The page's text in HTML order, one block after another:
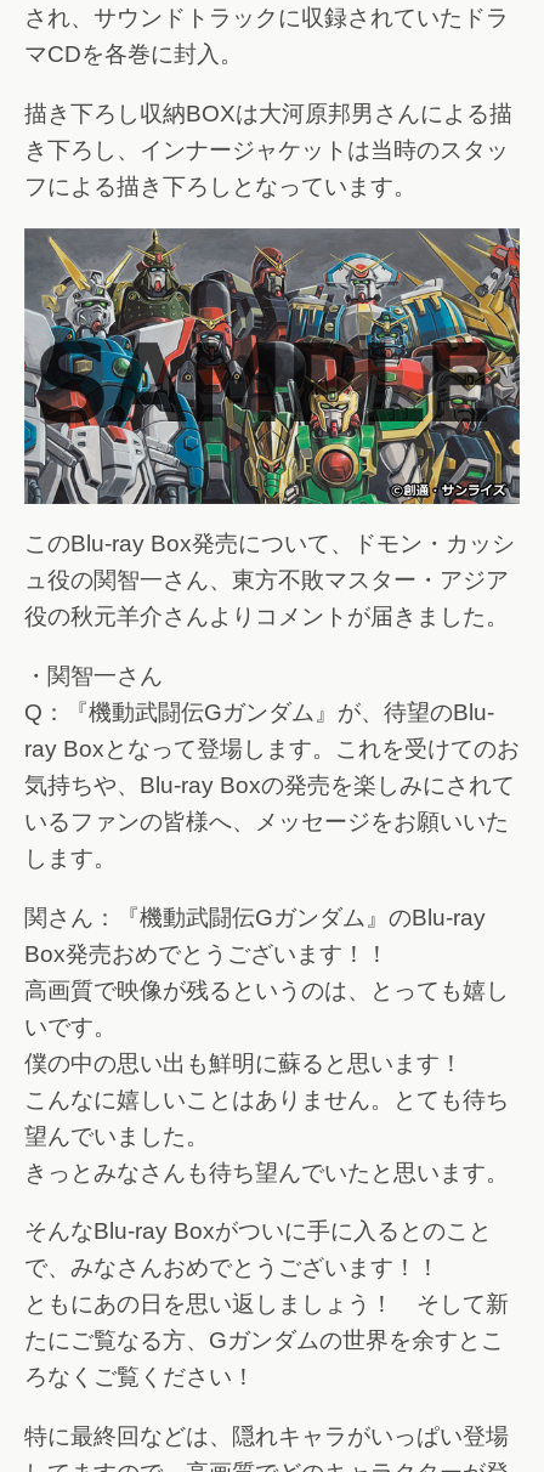
され、サウンドトラックに収録されていたドラ
マCDを各巻に封入。
描き下ろし収納BOXは大河原邦男さんによる描
き下ろし、インナージャケットは当時のスタッ
フによる描き下ろしとなっています。
このBlu-ray Box発売について、ドモン・カッシ
ュ役の関智一さん、東方不敗マスター・アジア
役の秋元羊介さんよりコメントが届きました。
・関智一さん
Q：『機動武闘伝Gガンダム』が、待望のBlu-
ray Boxとなって登場します。これを受けてのお
気持ちや、Blu-ray Boxの発売を楽しみにされて
いるファンの皆様へ、メッセージをお願いいた
します。
関さん：『機動武闘伝Gガンダム』のBlu-ray
Box発売おめでとうございます！！
高画質で映像が残るというのは、とっても嬉し
いです。
僕の中の思い出も鮮明に蘇ると思います！
こんなに嬉しいことはありません。とても待ち
望んでいました。
きっとみなさんも待ち望んでいたと思います。
そんなBlu-ray Boxがついに手に入るとのこと
で、みなさんおめでとうございます！！
ともにあの日を思い返しましょう！ そして新
たにご覧なる方、Gガンダムの世界を余すとこ
ろなくご覧ください！
特に最終回などは、隠れキャラがいっぱい登場